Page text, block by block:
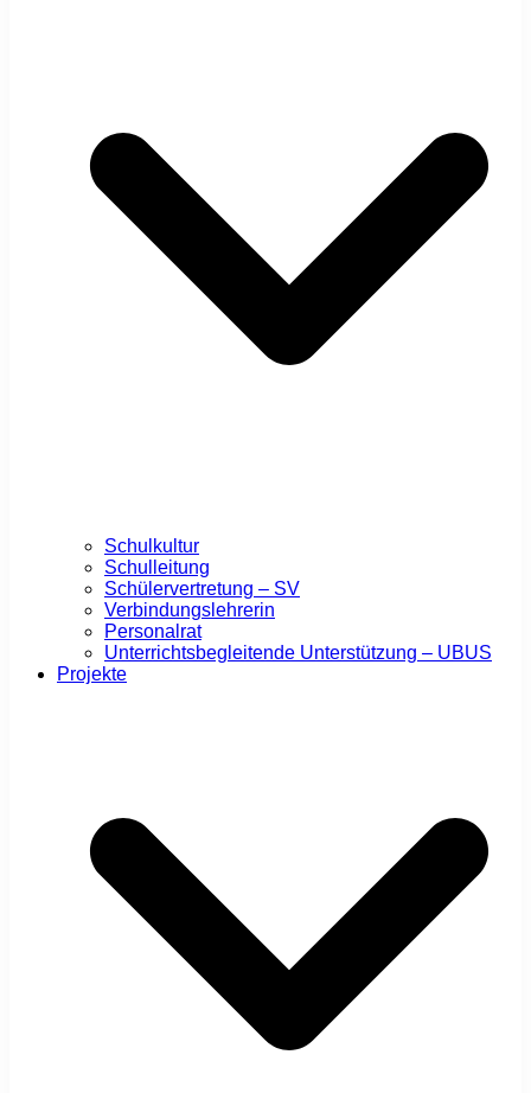
Schulkultur
Schulleitung
Schülervertretung – SV
Verbindungslehrerin
Personalrat
Unterrichtsbegleitende Unterstützung – UBUS
Projekte